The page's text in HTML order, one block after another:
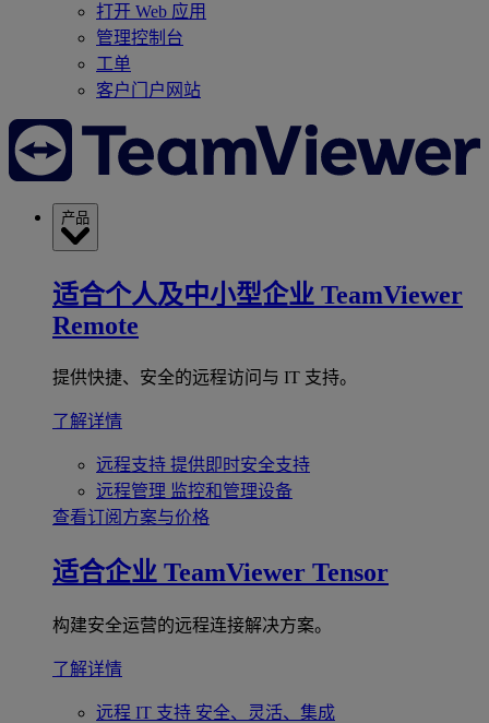
打开 Web 应用
管理控制台
工单
客户门户网站
产品
适合个人及中小型企业 TeamViewer
Remote
提供快捷、安全的远程访问与 IT 支持。
了解详情
远程支持 提供即时安全支持
远程管理 监控和管理设备
查看订阅方案与价格
适合企业 TeamViewer Tensor
构建安全运营的远程连接解决方案。
了解详情
远程 IT 支持 安全、灵活、集成